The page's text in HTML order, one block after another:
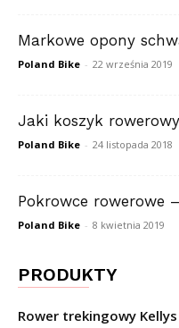
Markowe opony
Poland Bike - 22 września 2019
Jaki koszyk
Poland Bike - 24 listopada 2018
Pokrowce rowerowe
Poland Bike - 8 kwietnia 2019
PRODUKTY
Rower trekingowy